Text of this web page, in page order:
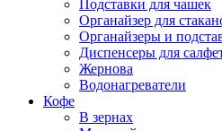
Подставки для чашек
Органайзер для
Органайзеры и
Диспенсеры для
Жернова
Водонагреватели
Кофе
В зернах